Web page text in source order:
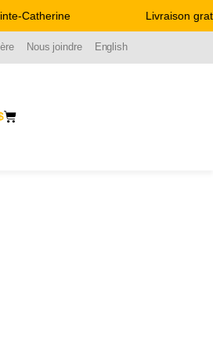
Catherine Livraison
Nous joindre English